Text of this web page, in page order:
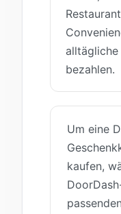
alltägliche
bezahlen.
Um eine
kaufen,